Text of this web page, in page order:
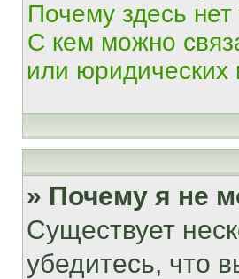
Почему здесь
С кем можно
или юридических
» Почему я не
Существует
убедитесь, что